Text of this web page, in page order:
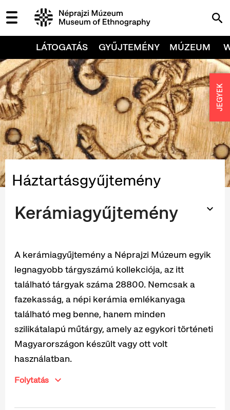
LÁTOGATÁS GYŰJTEMÉNY MÚZEUM
Háztartásgyűjtemény
Kerámiagyűjtemény
A kerámiagyűjtemény a Néprajzi Múzeum egyik
legnagyobb tárgyszámú kollekciója, az itt
található tárgyak száma 28800. Nemcsak a
fazekasság, a népi kerámia emlékanyaga
található meg benne, hanem minden
szilikátalapú műtárgy, amely az egykori történeti
Magyarországon készült vagy ott volt
használatban.
Folytatás
JEGYEK